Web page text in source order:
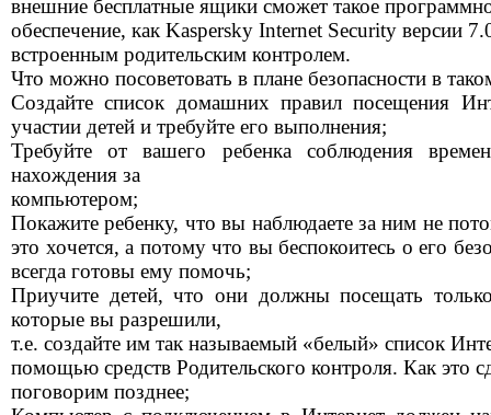
внешние бесплатные ящики сможет такое
обеспечение, как Kaspersky Internet Security версии
встроенным родительским контролем.
Что можно посоветовать в плане безопасности в
Создайте список домашних правил посещения
участии детей и требуйте его выполнения;
Требуйте от вашего ребенка соблюдения
нахождения за
компьютером;
Покажите ребенку, что вы наблюдаете за ним не
это хочется, а потому что вы беспокоитесь о его
всегда готовы ему помочь;
Приучите детей, что они должны посещать
которые вы разрешили,
т.е. создайте им так называемый «белый» список
помощью средств Родительского контроля. Как это
поговорим позднее;